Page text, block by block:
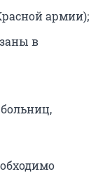
армии);
в